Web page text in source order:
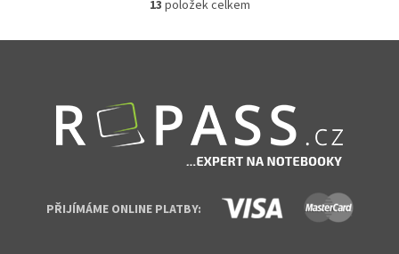
Ovládací prvky výpisu
13 položek celkem
PŘIJÍMÁME ONLINE PLATBY: